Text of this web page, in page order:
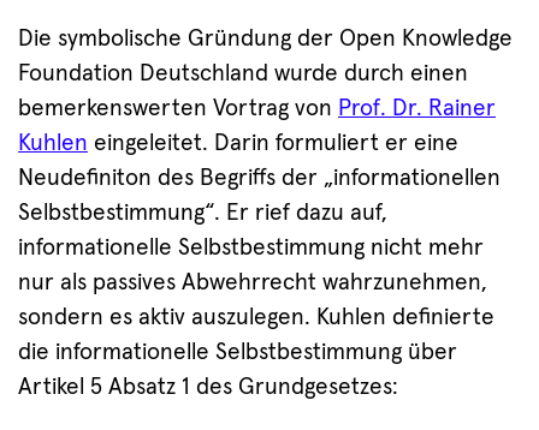
Die symbolische Gründung der Open Knowledge
Foundation Deutschland wurde durch einen
bemerkenswerten Vortrag von Prof. Dr. Rainer
Kuhlen eingeleitet. Darin formuliert er eine
Neudefiniton des Begriffs der „informationellen
Selbstbestimmung“. Er rief dazu auf,
informationelle Selbstbestimmung nicht mehr
nur als passives Abwehrrecht wahrzunehmen,
sondern es aktiv auszulegen. Kuhlen definierte
die informationelle Selbstbestimmung über
Artikel 5 Absatz 1 des Grundgesetzes: